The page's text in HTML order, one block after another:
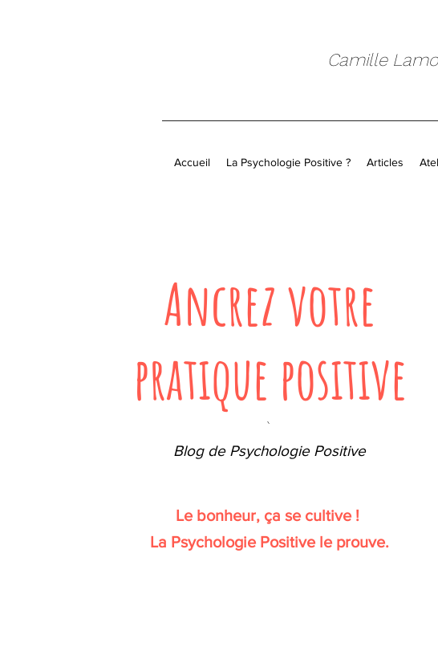
Camille
Accueil La Psychologie Positive ? Articles
Ancrez votre
pratique positive
`
Blog de Psychologie Positive
Le bonheur, ça se cultive !
La Psychologie Positive le prouve.